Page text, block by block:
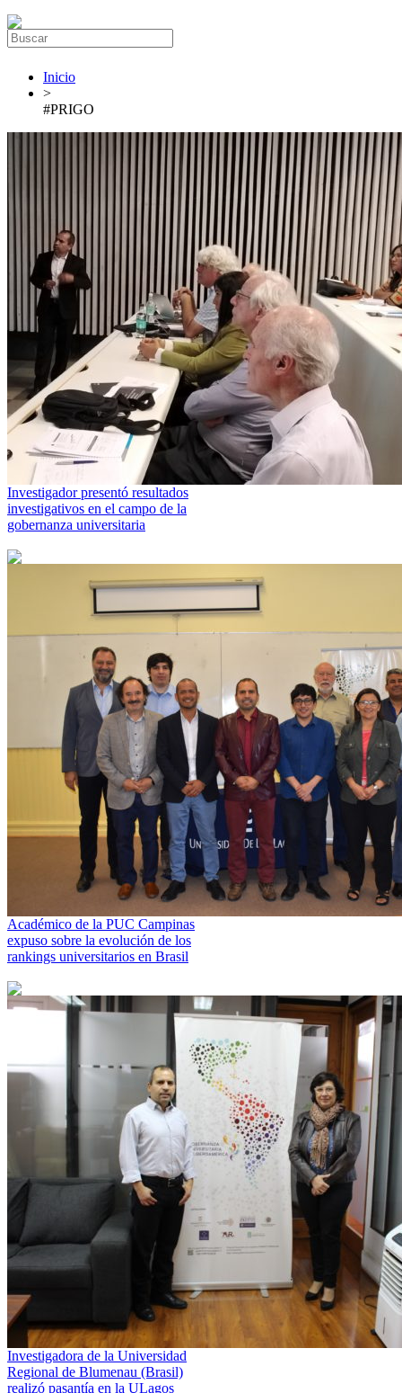
Inicio
>
#PRIGO
Investigador presentó resultados
investigativos en el campo de la
gobernanza universitaria
Académico de la PUC Campinas
expuso sobre la evolución de los
rankings universitarios en Brasil
Investigadora de la Universidad
Regional de Blumenau (Brasil)
realizó pasantía en la ULagos